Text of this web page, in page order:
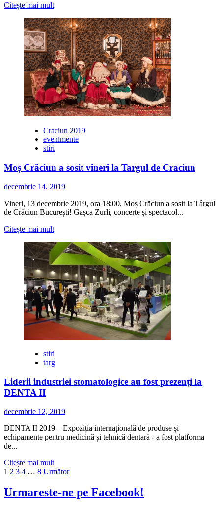
Citește mai multCitește
multe
despre
ROMEXPO
a
dat
startul
pregătirilor
pentru
Crăciun
Craciun 2019
evenimente
stiri
Moș Crăciun a sosit vineri la Targul de Craciun
decembrie 14, 2019
Vineri, 13 decembrie 2019, ora 18:00, Moș Crăciun a sosit la Târgul
de Crăciun București! Gașca Zurli, concerte și spectacol...
Citește mai multCitește
multe
despre
Moș
Crăciun
a
sosit
vineri
la
Targul
de
stiri
targ
Liderii industriei stomatologice au fost prezenți la
DENTA II
decembrie 12, 2019
DENTA II 2019 – Expoziția internațională de produse și
echipamente pentru medicină și tehnică dentară - a fost platforma
de...
Citește mai multCitește
mai
Liderii
Paginație
articole
1 2 3 4 … 8 Următor
Urmareste-ne pe Facebook!